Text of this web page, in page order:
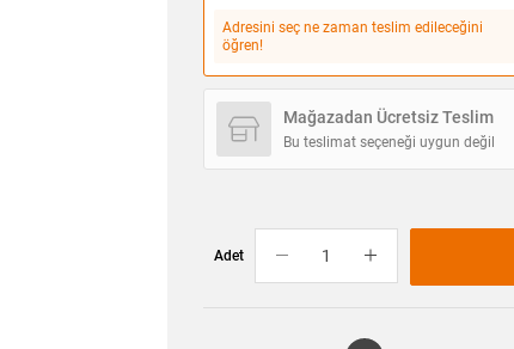
Adresini seç ne zaman teslim edileceğini
öğren!
Mağazadan Ücretsiz Teslim
Bu teslimat seçeneği uygun değil
Adet